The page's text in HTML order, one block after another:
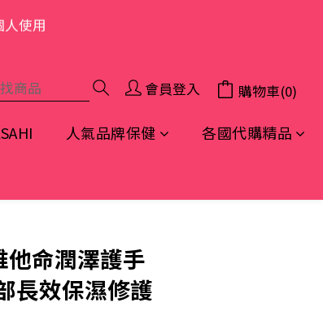
使用
會員登入 購物車(0)
人氣品牌保健 各國代購精品
他命潤澤護手
長效保濕修護